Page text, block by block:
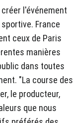
l'événement
France
ceux de Paris
manières
dans toutes
"La course des
le producteur,
que nous